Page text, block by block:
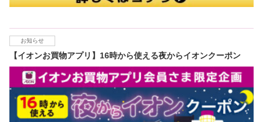
お知らせ
【イオンお買物アプリ】16時から使える夜からイオンクーポン